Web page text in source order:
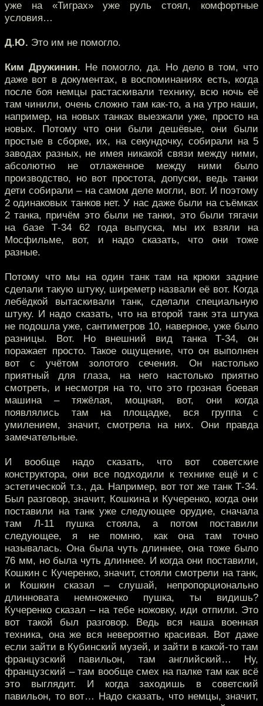
уже на «Тиграх» уже руль стоял, комфортные
условия…
Д.Ю. Это им не помогло.
Ким Дружинин. Не помогло, да. Но дело в том, что
даже вот в документах, в воспоминаниях есть, когда
после боя немцы растаскивали технику, всю ночь её
там чинили, очень сложно там как-то, а на утро наши,
например, на новых танках выезжали уже, просто на
новых. Потому что они были дешёвые, они были
простые в сборке, их, на секундочку, собирали на 5
заводах разных, не имея никакой связи между ними,
абсолютно не отлаженное между ними было
производство, но вот простота, допуски, ведь танки
дети собирали – на самом деле могли, вот. И поэтому
2 одинаковых танков нет. У нас даже были на съёмках
2 танка, причём это были не танки, это были тягачи
на базе Т-34 62 года выпуска, мы их взяли на
Мосфильме, вот, и надо сказать, что они тоже
разные.
Потому что мы на один танк там на крюки задние
сделали такую штуку, ширеметр назвали её вот. Когда
лебёдкой вытаскивали танк, сделали специальную
штуку. И надо сказать, что на второй танк эта штука
не подошла уже, сантиметров 10, наверное, уже было
разницы. Вот. Но внешний вид танка Т-34, он
поражает просто. Такое ощущение, что он выполнен
вот с учётом золотого сечения. Он настолько
приятный для глаза, на него настолько приятно
смотреть, и несмотря на то, что это грозная боевая
машина – тяжёлая, мощная, вот, они когда
появлялись там на площадке, вся группа с
умилением, значит, смотрела на них. Они правда
замечательные.
И вообще надо сказать, что вот советские
конструктора, они все подходили к технике ещё и с
эстетической т.з., да. Например, вот тот же танк Т-34.
Был разговор, значит, Кошкина и Кучеренко, когда они
поставили на танк уже следующее орудие, сначала
там Л-11 пушка стояла, а потом поставили
следующее, я не помню, как она там точно
называлась. Она была чуть длиннее, она тоже было
76 мм, но была чуть длиннее. И когда они поставили,
Кошкин с Кучеренко, значит, стояли смотрели на танк,
и Кошкин сказал – слушай, непропорционально
длинновата немножечко пушка, ты видишь?
Кучеренко сказал – на тебе ножовку, иди отпили. Это
вот такой был разговор. Ведь вся наша военная
техника, она же вся невероятно красивая. Вот даже
если зайти в Кубинский музей, и зайти в какой-то там
французский павильон, там английский… Ну,
французский – там вообще смех на палке там как всё
это выглядит. И когда заходишь в советский
павильон, то вот… Надо сказать, что немцы, значит,